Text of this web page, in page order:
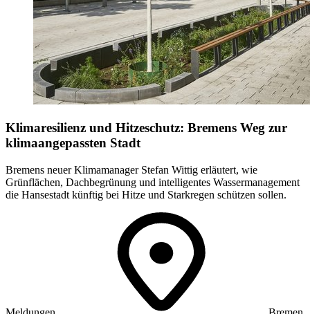
Klimaresilienz und Hitzeschutz: Bremens Weg zur
klimaangepassten Stadt
Bremens neuer Klimamanager Stefan Wittig erläutert, wie
Grünflächen, Dachbegrünung und intelligentes Wassermanagement
die Hansestadt künftig bei Hitze und Starkregen schützen sollen.